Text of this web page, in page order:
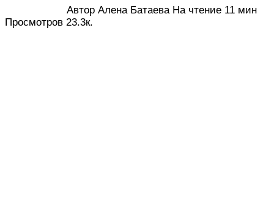
Автор Алена Батаева На чтение 11 мин
Просмотров 23.3к.